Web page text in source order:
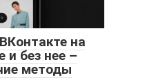
на
и без нее –
методы